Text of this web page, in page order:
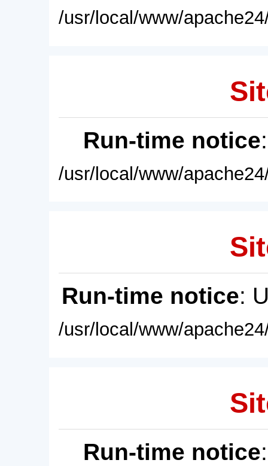
/usr/local/www/
Run-time notice
/usr/local/www/
Run-time notice:
/usr/local/www/
Run-time notice